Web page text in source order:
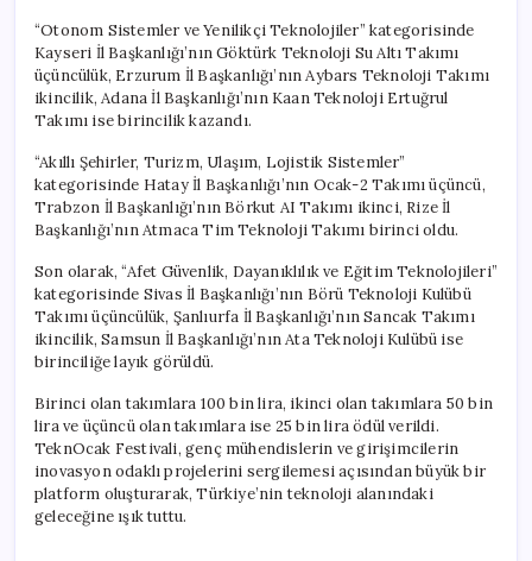
“Otonom Sistemler ve Yenilikçi Teknolojiler” kategorisinde
Kayseri İl Başkanlığı’nın Göktürk Teknoloji Su Altı Takımı
üçüncülük, Erzurum İl Başkanlığı’nın Aybars Teknoloji Takımı
ikincilik, Adana İl Başkanlığı’nın Kaan Teknoloji Ertuğrul
Takımı ise birincilik kazandı.
“Akıllı Şehirler, Turizm, Ulaşım, Lojistik Sistemler”
kategorisinde Hatay İl Başkanlığı’nın Ocak-2 Takımı üçüncü,
Trabzon İl Başkanlığı’nın Börkut AI Takımı ikinci, Rize İl
Başkanlığı’nın Atmaca Tim Teknoloji Takımı birinci oldu.
Son olarak, “Afet Güvenlik, Dayanıklılık ve Eğitim Teknolojileri”
kategorisinde Sivas İl Başkanlığı’nın Börü Teknoloji Kulübü
Takımı üçüncülük, Şanlıurfa İl Başkanlığı’nın Sancak Takımı
ikincilik, Samsun İl Başkanlığı’nın Ata Teknoloji Kulübü ise
birinciliğe layık görüldü.
Birinci olan takımlara 100 bin lira, ikinci olan takımlara 50 bin
lira ve üçüncü olan takımlara ise 25 bin lira ödül verildi.
TeknOcak Festivali, genç mühendislerin ve girişimcilerin
inovasyon odaklı projelerini sergilemesi açısından büyük bir
platform oluşturarak, Türkiye’nin teknoloji alanındaki
geleceğine ışık tuttu.